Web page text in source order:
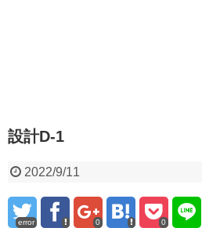
設計D-1
2022/9/11
error 0 0